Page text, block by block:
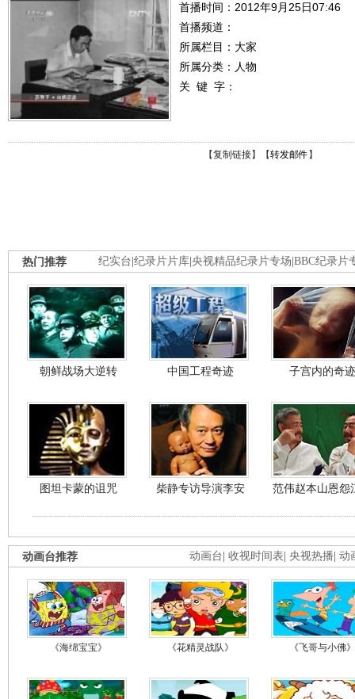
首播时间：2012年9月25日07:46
首播频道：
所属栏目： 大家
所属分类：人物
关 键 字：
【复制链接】【转发邮件 】
纪实台 纪录片片库 央视精品纪录片专场 BBC纪录片
热门推荐
朝鲜战场大逆转 中国工程奇迹 子宫内的奇迹
图坦卡蒙的诅咒 柴静专访导演李安 范伟赵本山恩怨
动画台 收视时间表 央视热播 动
动画台推荐
《海绵宝宝》 《花精灵战队》 《飞哥与小佛》